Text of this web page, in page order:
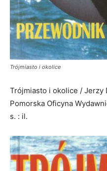
Trójmiasto i okolice
Trójmiasto i okolice / Jerzy
Pomorska Oficyna
s. : il.